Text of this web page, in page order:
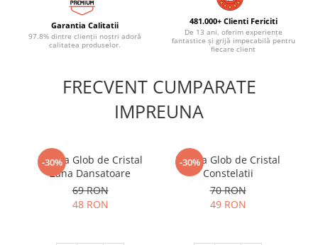
Garantia Calitatii
97.8% dintre clienții noștri adoră
calitatea produselor.
481.000+ Clienti Fericiti
De 13 ani, oferim experiențe
fantastice și grijă impecabilă pentru
fiecare client
FRECVENT CUMPARATE
IMPREUNA
-30%
Lampa Glob de Cristal
Zana Dansatoare
69 RON
48 RON
-30%
Lampa Glob de Cristal
Constelatii
70 RON
49 RON